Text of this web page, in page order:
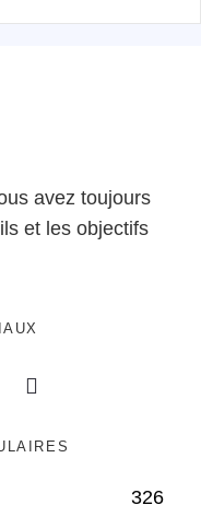
avez toujours
et les objectifs
326